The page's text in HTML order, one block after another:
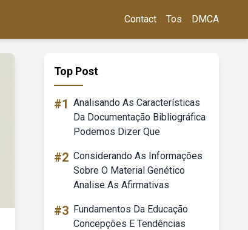
Contact Tos DMCA
Top Post
#1 Analisando As Características
Da Documentação Bibliográfica
Podemos Dizer Que
#2 Considerando As Informações
Sobre O Material Genético
Analise As Afirmativas
#3 Fundamentos Da Educação
Concepções E Tendências